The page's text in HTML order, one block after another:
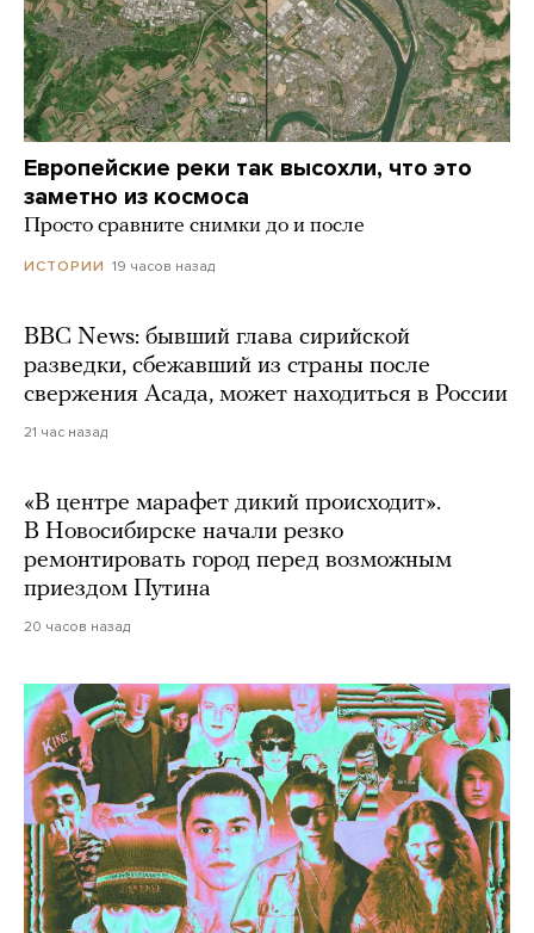
Европейские реки так высохли, что это
заметно из космоса
Просто сравните снимки до и после
ИСТОРИИ 19 часов назад
BBC News: бывший глава сирийской
разведки, сбежавший из страны после
свержения Асада, может находиться в России
21 час назад
«В центре марафет дикий происходит».
В Новосибирске начали резко
ремонтировать город перед возможным
приездом Путина
20 часов назад